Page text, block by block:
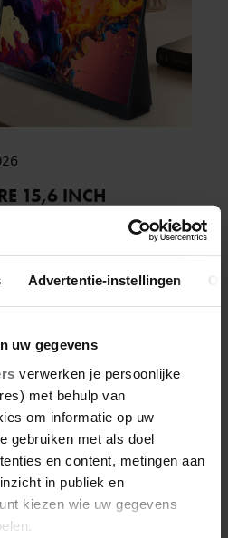
Advertentie-instellingen
uw gegevens
verwerken je persoonlijke
met behulp van
om informatie op uw
gebruiken met als doel
en content, metingen aan
in publiek en
kiezen wie uw gegevens
15,6 INCH
GAMECHANGER
voor Weekend en
vastgeplakt aan
opkijkt van sociale
haar poes Pluis (die